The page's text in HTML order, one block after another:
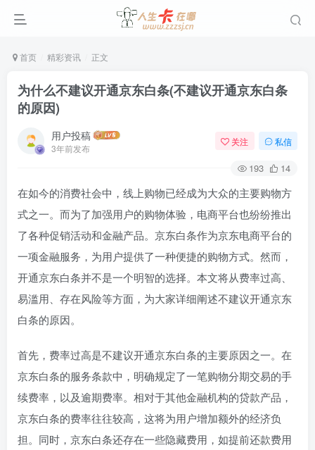
首页 精彩资讯 正文
为什么不建议开通京东白条(不建议开通京东白条
的原因)
用户投稿
3年前发布
关注 私信
193 14
在如今的消费社会中，线上购物已经成为大众的主要购物方
式之一。而为了加强用户的购物体验，电商平台也纷纷推出
了各种促销活动和金融产品。京东白条作为京东电商平台的
一项金融服务，为用户提供了一种便捷的购物方式。然而，
开通京东白条并不是一个明智的选择。本文将从费率过高、
易滥用、存在风险等方面，为大家详细阐述不建议开通京东
白条的原因。
首先，费率过高是不建议开通京东白条的主要原因之一。在
京东白条的服务条款中，明确规定了一笔购物分期交易的手
续费率，以及逾期费率。相对于其他金融机构的贷款产品，
京东白条的费率往往较高，这将为用户增加额外的经济负
担。同时，京东白条还存在一些隐藏费用，如提前还款费用